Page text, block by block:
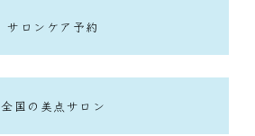
サロンケア予約
全国の美点サロン